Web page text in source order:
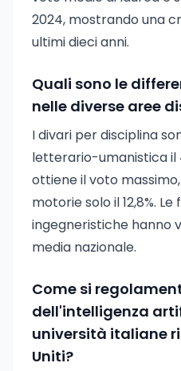
2024, mostrando una
ultimi dieci anni.
Quali sono le
nelle diverse aree
I divari per disciplina
letterario-umanistica il
ottiene il voto
motorie solo il 12,8%.
ingegneristiche hanno
media nazionale.
Come si
dell'intelligenza
università italiane
Uniti?